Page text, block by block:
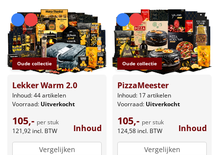
Oude collectie
Lekker Warm 2.0
Inhoud: 44 artikelen
Voorraad: Uitverkocht
105,- per stuk
121,92 incl. BTW Inhoud
Vergelijken
Oude collectie
PizzaMeester
Inhoud: 17 artikelen
Voorraad: Uitverkocht
105,- per stuk
124,58 incl. BTW Inhoud
Vergelijken